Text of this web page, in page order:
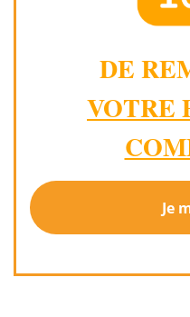
DE
VOTRE
Je